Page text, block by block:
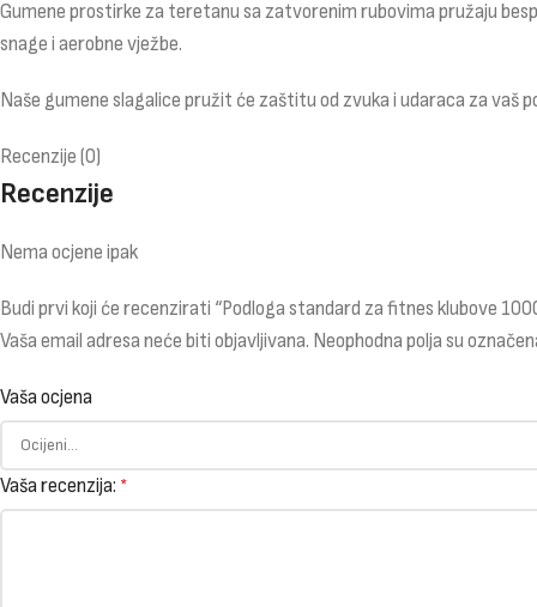
Gumene prostirke za teretanu sa zatvorenim rubovima pružaju
snage i aerobne vježbe.
Naše gumene slagalice pružit će zaštitu od zvuka i udaraca za vaš
Recenzije (0)
Recenzije
Nema ocjene ipak
Budi prvi koji će recenzirati “Podloga standard za fitnes klubove
Vaša email adresa neće biti objavljivana. Neophodna polja su
Vaša ocjena
Vaša recenzija: *